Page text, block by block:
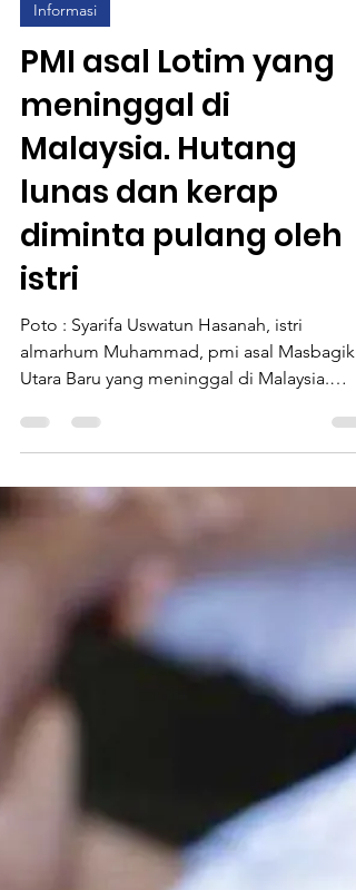
Firman Siddik
21 Nov 2025
2 menit membaca
Informasi
PMI asal Lotim yang
meninggal di
Malaysia. Hutang
lunas dan kerap
diminta pulang oleh
istri
almarhum Muhammad, pmi asal Masbagik
Tidak ada yang bisa meneri sebuah
kehilangan, terlebih kehilangan orang yang
tersayang. Dan itulah yang dirasakan Syarifa
saat ini. Rasanya baru kemarin ia dan sang
suami memadu cinta. Pernikahan yang ia
bangun baru berusia hamper 8 tahun. Dari
pernikahannya ini, ia memiliki satu orang